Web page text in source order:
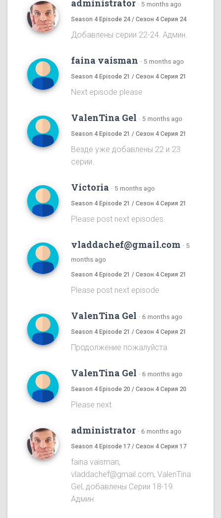
administrator · 5 months ago
Season 4 Episode 24 / Сезон 4 Серия 24
Добавлены серии 22-24. Админ.
faina vaisman · 5 months ago
Season 4 Episode 21 / Сезон 4 Серия 21
Next episode please
ValenTina Gel · 5 months ago
Season 4 Episode 21 / Сезон 4 Серия 21
Везде уже добавлены 22 и 23
серии.
Victoria · 5 months ago
Season 4 Episode 21 / Сезон 4 Серия 21
Please post next episodes.
vladdachef@gmail.com · 5
months ago
Season 4 Episode 21 / Сезон 4 Серия 21
Please post next episode
ValenTina Gel · 6 months ago
Season 4 Episode 21 / Сезон 4 Серия 21
Продолжение пожалуйста
ValenTina Gel · 6 months ago
Season 4 Episode 20 / Сезон 4 Серия 20
Please next
administrator · 6 months ago
Season 4 Episode 17 / Сезон 4 Серия 17
faina vaisman,
vladdachef@gmail.com, ValenTina
Gel, добавлены Серии 18-19.
Админ.